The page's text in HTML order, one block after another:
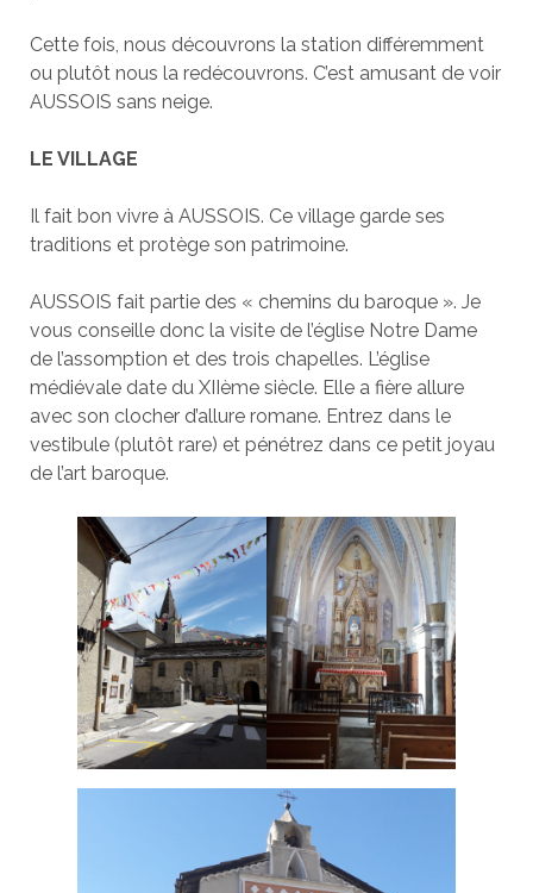
Cette fois, nous découvrons la station différemment
ou plutôt nous la redécouvrons. C’est amusant de voir
AUSSOIS sans neige.
LE VILLAGE
Il fait bon vivre à AUSSOIS. Ce village garde ses
traditions et protège son patrimoine.
AUSSOIS fait partie des « chemins du baroque ». Je
vous conseille donc la visite de l’église Notre Dame
de l’assomption et des trois chapelles. L’église
médiévale date du XIIème siècle. Elle a fière allure
avec son clocher d’allure romane. Entrez dans le
vestibule (plutôt rare) et pénétrez dans ce petit joyau
de l’art baroque.